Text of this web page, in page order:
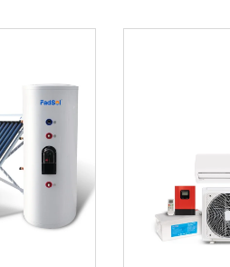
System
Kijamii Cha